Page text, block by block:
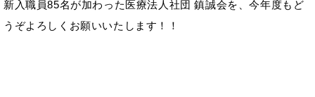
新入職員85名が加わった医療法人社団 鎮誠会を、今年度もど
うぞよろしくお願いいたします！！